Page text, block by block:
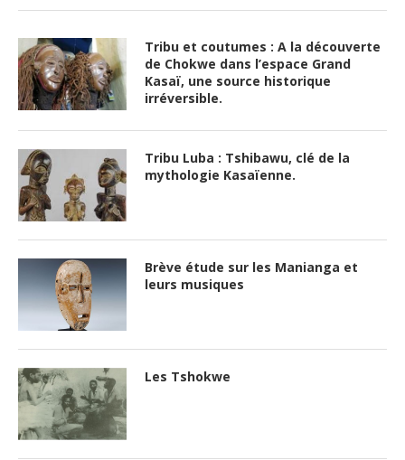
Tribu et coutumes : A la découverte
de Chokwe dans l’espace Grand
Kasaï, une source historique
irréversible.
Tribu Luba : Tshibawu, clé de la
mythologie Kasaïenne.
Brève étude sur les Manianga et
leurs musiques
Les Tshokwe